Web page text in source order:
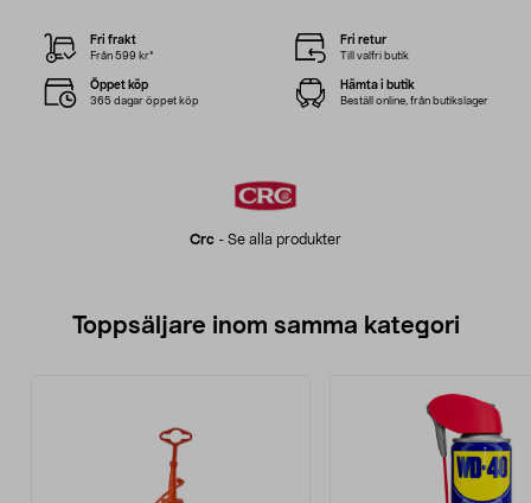
Crc - Se alla produkter
Fri frakt
Från 599 kr*
Fri retur
Till valfri butik
Öppet köp
365 dagar öppet köp
Hämta i butik
Beställ online, från butikslager
Toppsäljare inom samma kategori